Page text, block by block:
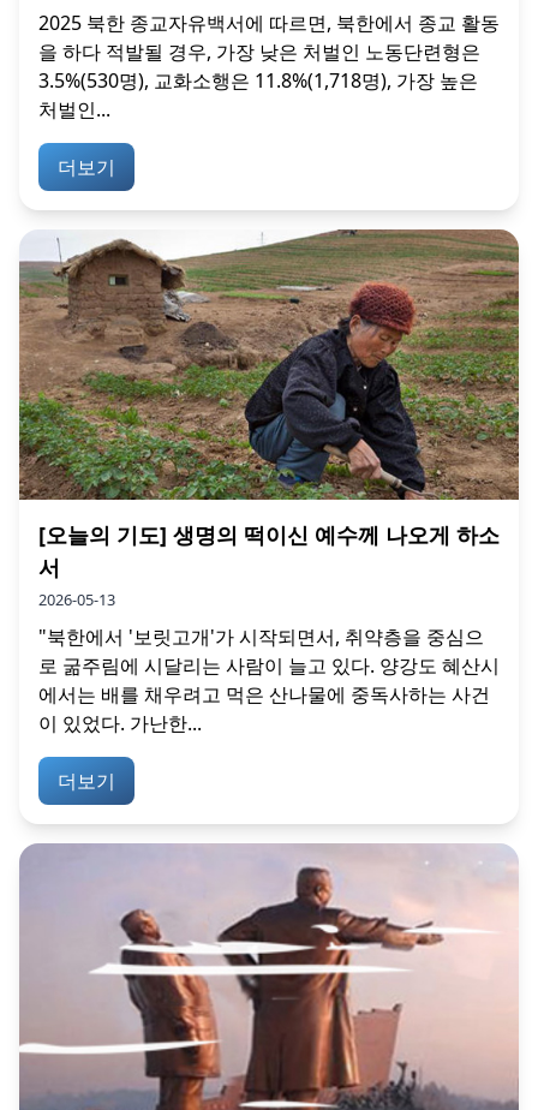
2025 북한 종교자유백서에 따르면, 북한에서 종교 활동
을 하다 적발될 경우, 가장 낮은 처벌인 노동단련형은
3.5%(530명), 교화소행은 11.8%(1,718명), 가장 높은
처벌인...
더보기
[오늘의 기도] 생명의 떡이신 예수께 나오게 하소
서
2026-05-13
"북한에서 '보릿고개'가 시작되면서, 취약층을 중심으
로 굶주림에 시달리는 사람이 늘고 있다. 양강도 혜산시
에서는 배를 채우려고 먹은 산나물에 중독사하는 사건
이 있었다. 가난한...
더보기